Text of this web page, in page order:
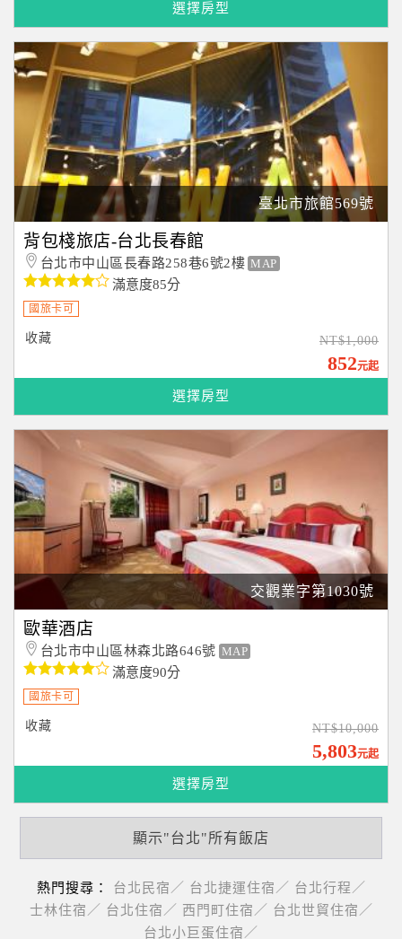
選擇房型
臺北市旅館569號
背包棧旅店-台北長春館
台北市中山區長春路258巷6號2樓 MAP
滿意度85分
國旅卡可
收藏 NT$1,000
852元起
選擇房型
交觀業字第1030號
歐華酒店
台北市中山區林森北路646號 MAP
滿意度90分
國旅卡可
收藏 NT$10,000
5,803元起
選擇房型
顯示"台北"所有飯店
熱門搜尋： 台北民宿／ 台北捷運住宿／ 台北行程／
士林住宿／ 台北住宿／ 西門町住宿／ 台北世貿住宿／
台北小巨蛋住宿／